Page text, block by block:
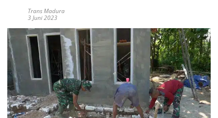
Trans Madura
3 Juni 2023